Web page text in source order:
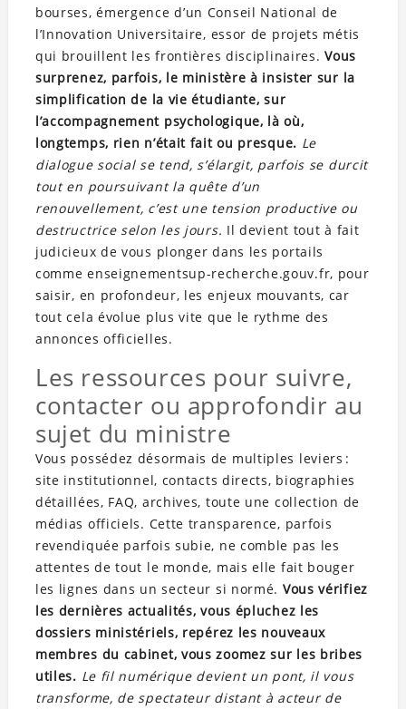
bourses, émergence d’un Conseil National de
l’Innovation Universitaire, essor de projets métis
qui brouillent les frontières disciplinaires.Vous
surprenez, parfois, le ministère à insister sur la
simplification de la vie étudiante, sur
l’accompagnement psychologique, là où,
longtemps, rien n’était fait ou presque. Le
dialogue social se tend, s’élargit, parfois se durcit
tout en poursuivant la quête d’un
renouvellement, c’est une tension productive ou
destructrice selon les jours. Il devient tout à fait
judicieux de vous plonger dans les portails
comme enseignementsup-recherche.gouv.fr, pour
saisir, en profondeur, les enjeux mouvants, car
tout cela évolue plus vite que le rythme des
annonces officielles.
Les ressources pour suivre,
contacter ou approfondir au
sujet du ministre
Vous possédez désormais de multiples leviers :
site institutionnel, contacts directs, biographies
détaillées, FAQ, archives, toute une collection de
médias officiels. Cette transparence, parfois
revendiquée parfois subie, ne comble pas les
attentes de tout le monde, mais elle fait bouger
les lignes dans un secteur si normé. Vous vérifiez
les dernières actualités, vous épluchez les
dossiers ministériels, repérez les nouveaux
membres du cabinet, vous zoomez sur les bribes
utiles. Le fil numérique devient un pont, il vous
transforme, de spectateur distant à acteur de